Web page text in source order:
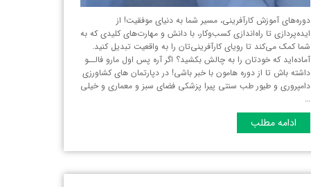
دوره‌های آموزش کارآفرینی، مسیر شما به دنیای موفقیت! از
ایده‌پردازی تا راه‌اندازی کسب‌وکار، با دانش و مهارت‌های کلیدی که به
شما کمک می‌کند تا رویای کارآفرینی‌تان را به واقعیت تبدیل کنید.
آماده‌اید که خودتان را به چالش بکشید؟ اگر آره پس اول مارو فالــو
داشته باش تا از دوره هامون با خبر باشی! در دپارتمان های کشاورزی
دامپروری و طیور طب سنتی پیرا پزشکی فضای سبز و معماری و خیلی
…
ادامه مطلب